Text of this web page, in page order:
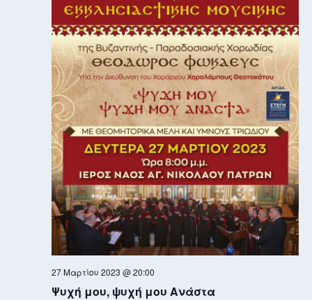
27 Μαρτίου 2023 @ 20:00
Ψυχή μου, ψυχή μου Ανάστα